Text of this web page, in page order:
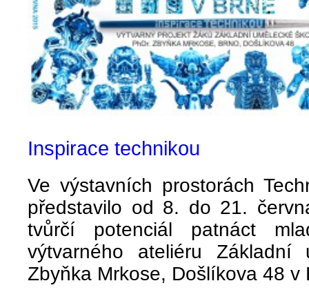
Inspirace technikou
Ve výstavních prostorách
představilo od 8. do 21.
tvůrčí potenciál patnáct
výtvarného ateliéru Základní
Zbyňka Mrkose, Došlíkova 48 v